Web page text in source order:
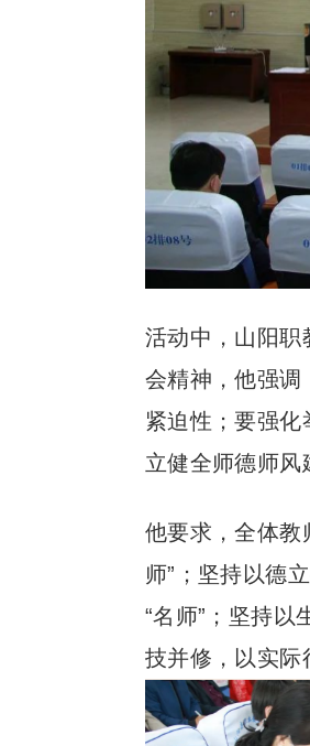
活动中，山阳职
会精神，他强调
紧迫性；要强
立健全师德师风
他要求，全体教
师”；坚持以德
“名师”；坚持以
技并修，以实际